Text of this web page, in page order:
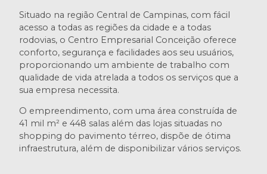
Situado na região Central de Campinas, com fácil
acesso a todas as regiões da cidade e a todas
rodovias, o Centro Empresarial Conceição oferece
conforto, segurança e facilidades aos seu usuários,
proporcionando um ambiente de trabalho com
qualidade de vida atrelada a todos os serviços que a
sua empresa necessita.
O empreendimento, com uma área construída de
41 mil m² e 448 salas além das lojas situadas no
shopping do pavimento térreo, dispõe de ótima
infraestrutura, além de disponibilizar vários serviços.